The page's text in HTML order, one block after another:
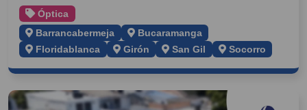
Óptica
Barrancabermeja
Bucaramanga
Floridablanca
Girón San Gil Socorro